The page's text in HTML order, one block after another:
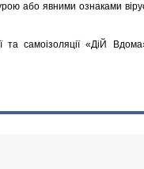
або явними ознаками
самоізоляції «ДіЙ